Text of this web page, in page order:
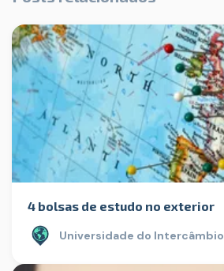
4 bolsas de estudo no exterior
Universidade do Intercâmbio